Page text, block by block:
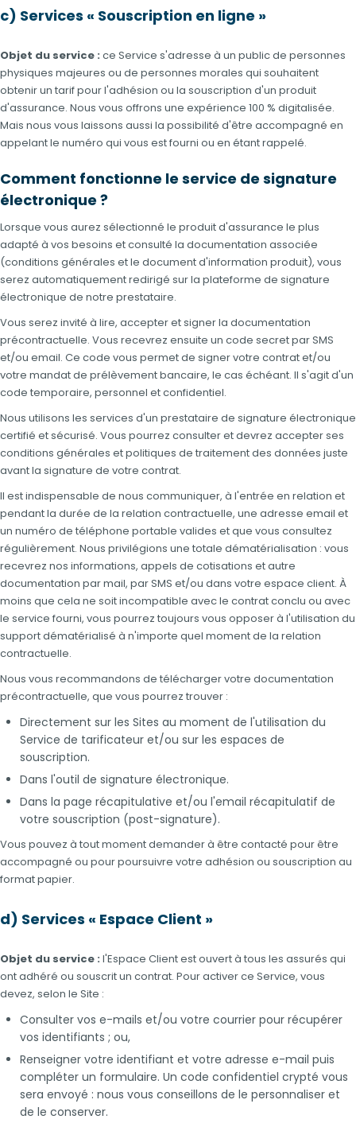
c) Services « Souscription en ligne »
Objet du service : ce Service s'adresse à un public de personnes
physiques majeures ou de personnes morales qui souhaitent
obtenir un tarif pour l'adhésion ou la souscription d'un produit
d'assurance. Nous vous offrons une expérience 100 % digitalisée.
Mais nous vous laissons aussi la possibilité d'être accompagné en
appelant le numéro qui vous est fourni ou en étant rappelé.
Comment fonctionne le service de signature
électronique ?
Lorsque vous aurez sélectionné le produit d'assurance le plus
adapté à vos besoins et consulté la documentation associée
(conditions générales et le document d'information produit), vous
serez automatiquement redirigé sur la plateforme de signature
électronique de notre prestataire.
Vous serez invité à lire, accepter et signer la documentation
précontractuelle. Vous recevrez ensuite un code secret par SMS
et/ou email. Ce code vous permet de signer votre contrat et/ou
votre mandat de prélèvement bancaire, le cas échéant. Il s'agit d'un
code temporaire, personnel et confidentiel.
Nous utilisons les services d'un prestataire de signature électronique
certifié et sécurisé. Vous pourrez consulter et devrez accepter ses
conditions générales et politiques de traitement des données juste
avant la signature de votre contrat.
Il est indispensable de nous communiquer, à l'entrée en relation et
pendant la durée de la relation contractuelle, une adresse email et
un numéro de téléphone portable valides et que vous consultez
régulièrement. Nous privilégions une totale dématérialisation : vous
recevrez nos informations, appels de cotisations et autre
documentation par mail, par SMS et/ou dans votre espace client. À
moins que cela ne soit incompatible avec le contrat conclu ou avec
le service fourni, vous pourrez toujours vous opposer à l'utilisation du
support dématérialisé à n'importe quel moment de la relation
contractuelle.
Nous vous recommandons de télécharger votre documentation
précontractuelle, que vous pourrez trouver :
Directement sur les Sites au moment de l'utilisation du
Service de tarificateur et/ou sur les espaces de
souscription.
Dans l'outil de signature électronique.
Dans la page récapitulative et/ou l'email récapitulatif de
votre souscription (post-signature).
Vous pouvez à tout moment demander à être contacté pour être
accompagné ou pour poursuivre votre adhésion ou souscription au
format papier.
d) Services « Espace Client »
Objet du service : l'Espace Client est ouvert à tous les assurés qui
ont adhéré ou souscrit un contrat. Pour activer ce Service, vous
devez, selon le Site :
Consulter vos e-mails et/ou votre courrier pour récupérer
vos identifiants ; ou,
Renseigner votre identifiant et votre adresse e-mail puis
compléter un formulaire. Un code confidentiel crypté vous
sera envoyé : nous vous conseillons de le personnaliser et
de le conserver.